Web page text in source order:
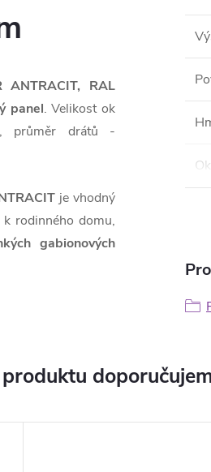
ANTRACIT, RAL
panel. Velikost ok
průměr drátů -
je vhodný
rodinného domu,
gabionových